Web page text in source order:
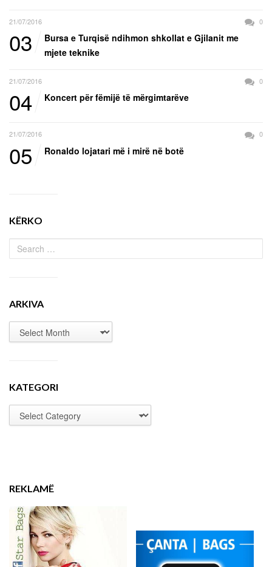
21/07/2016 0
03
Bursa e Turqisë ndihmon shkollat e Gjilanit me
mjete teknike
21/07/2016 0
04 Koncert për fëmijë të mërgimtarëve
21/07/2016 0
05 Ronaldo lojatari më i mirë në botë
KËRKO
ARKIVA
KATEGORI
REKLAMË